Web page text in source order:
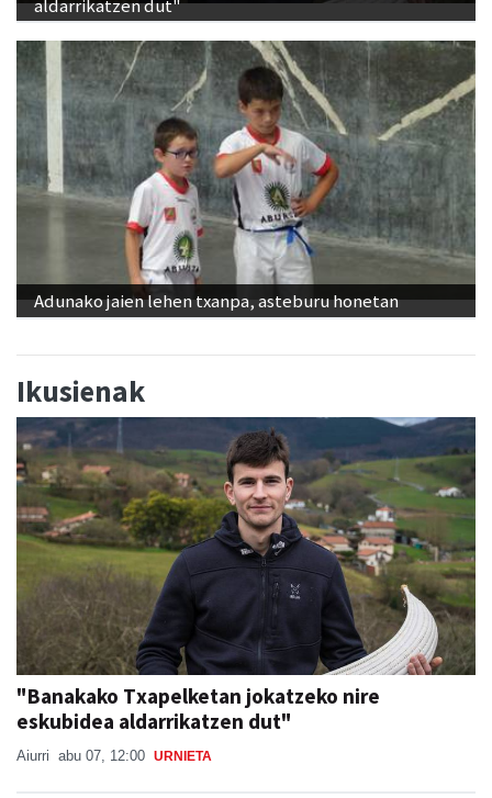
aldarrikatzen dut"
Adunako jaien lehen txanpa, asteburu honetan
Ikusienak
"Banakako Txapelketan jokatzeko nire
eskubidea aldarrikatzen dut"
Aiurri abu 07, 12:00 URNIETA